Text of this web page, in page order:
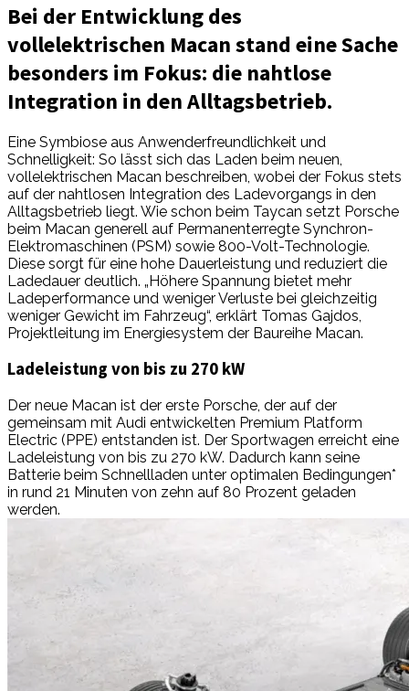
Bei der Entwicklung des
vollelektrischen Macan stand eine Sache
besonders im Fokus: die nahtlose
Integration in den Alltagsbetrieb.
Eine Symbiose aus Anwenderfreundlichkeit und
Schnelligkeit: So lässt sich das Laden beim neuen,
vollelektrischen Macan beschreiben, wobei der Fokus stets
auf der nahtlosen Integration des Ladevorgangs in den
Alltagsbetrieb liegt. Wie schon beim Taycan setzt Porsche
beim Macan generell auf Permanenterregte Synchron-
Elektromaschinen (PSM) sowie 800-Volt-Technologie.
Diese sorgt für eine hohe Dauerleistung und reduziert die
Ladedauer deutlich. „Höhere Spannung bietet mehr
Ladeperformance und weniger Verluste bei gleichzeitig
weniger Gewicht im Fahrzeug“, erklärt Tomas Gajdos,
Projektleitung im Energiesystem der Baureihe Macan.
Ladeleistung von bis zu 270 kW
Der neue Macan ist der erste Porsche, der auf der
gemeinsam mit Audi entwickelten Premium Platform
Electric (PPE) entstanden ist. Der Sportwagen erreicht eine
Ladeleistung von bis zu 270 kW. Dadurch kann seine
Batterie beim Schnellladen unter optimalen Bedingungen*
in rund 21 Minuten von zehn auf 80 Prozent geladen
werden.